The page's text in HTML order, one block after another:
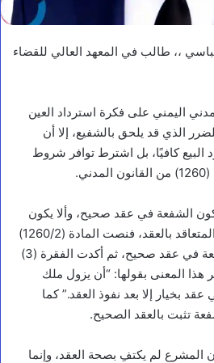
،، طالب في المعهد العالي للقضاء
اليمني على فكرة استرداد العين
الذي قد يلحق بالشفيع، إلا أن
كافيًا، بل اشترط توافر شروط
الشفعة في عقد صحيح، وألا يكون
العقد باطلًا، وأن يزول ملك المتعاقد بالعقد، فنصت المادة (1260/2)
على اشتراط أن تكون الشفعة في عقد صحيح، ثم أكدت الفقرة (3)
المعنى بقولها: “أن يزول ملك
بخيار إلا بعد نفوذ العقد.” كما
لم يكتفِ بصحة العقد، وإنما